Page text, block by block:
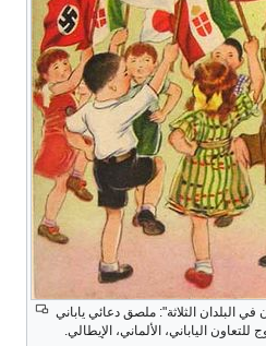
في البلدان الثلاثة": ملصق دعائي ياباني